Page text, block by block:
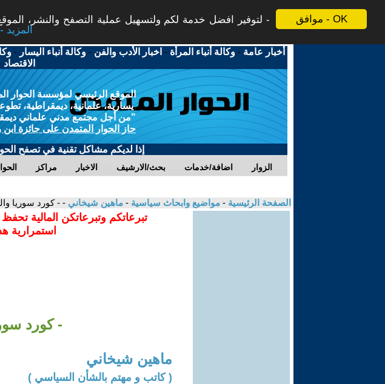
موافق - OK
لتوفير افضل خدمة لكم ولتسهيل عملية التصفح والنشر،
More info - المزيد
أخبار عامة -وكالة أنباء المرأة - اخبار الأدب والفن -وكالة أنباء اليسار -
الاقتصاد
الموقع الرئيسي لمؤسسة الحوار
يسارية، علمانية، ديمقراطية،
"من أجل مجتمع مدني علماني
حاز الحوار المتمدن على جائزة ابن
إذا لديكم مشاكل تقنية في تصفح
مراكز الاخبار بحث/الارشيف اضافة/خدمات الزوار
الصفحة الرئيسية - مواضيع وابحاث سياسية - ماهين شيخاني - - كورد سوريا
تبرعاتكم وتبرعاتكن المالية
استمرارية
- كورد
ماهين شيخاني
( كاتب و مهتم بالشأن السياسي )